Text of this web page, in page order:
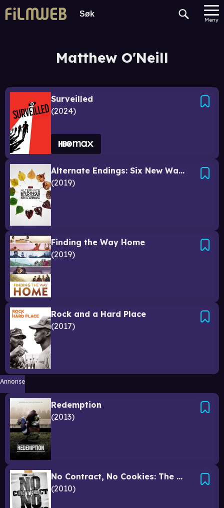
Meny
Matthew O'Neill
Surveilled
2024
Alternate Endings: Six New Ways to Die in America
2019
Finding the Way Home
2019
Rock and a Hard Place
2017
Annonse
Redemption
2013
No Contract, No Cookies: The Stella D'Oro Strike
2010